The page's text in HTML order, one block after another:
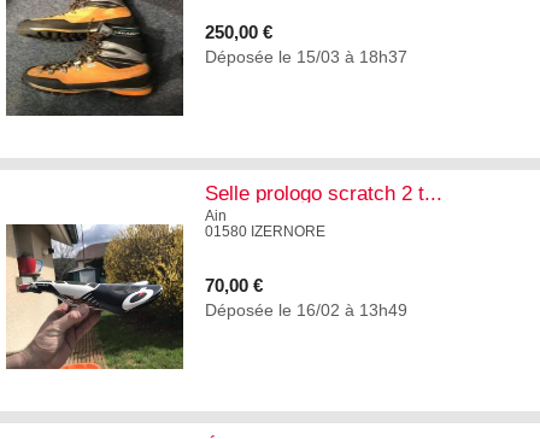
250,00 €
Déposée le 15/03 à 18h37
Selle prologo scratch 2 t...
Ain
01580 IZERNORE
70,00 €
Déposée le 16/02 à 13h49